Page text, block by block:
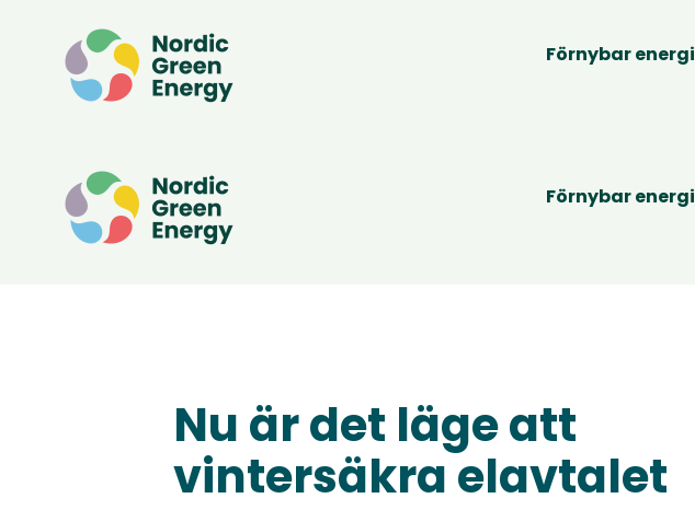
Förnybar energi
Förnybar energi
Nu är det läge att
vintersäkra elavtalet